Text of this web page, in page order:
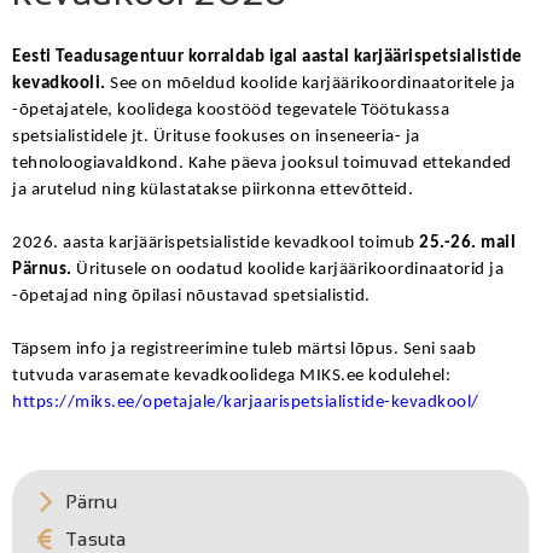
Eesti Teadusagentuur korraldab igal aastal karjäärispetsialistide
kevadkooli. See on mõeldud koolide karjäärikoordinaatoritele ja
-õpetajatele, koolidega koostööd tegevatele Töötukassa
spetsialistidele jt. Ürituse fookuses on inseneeria- ja
tehnoloogiavaldkond. Kahe päeva jooksul toimuvad ettekanded
ja arutelud ning külastatakse piirkonna ettevõtteid.
2026. aasta karjäärispetsialistide kevadkool toimub 25.-26. mail
Pärnus. Üritusele on oodatud koolide karjäärikoordinaatorid ja
-õpetajad ning õpilasi nõustavad spetsialistid.
Täpsem info ja registreerimine tuleb märtsi lõpus. Seni saab
tutvuda varasemate kevadkoolidega MIKS.ee kodulehel:
https://miks.ee/opetajale/karjaarispetsialistide-kevadkool/
Pärnu
Tasuta